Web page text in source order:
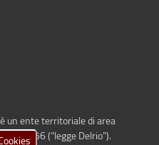
un ente territoriale di area
n. 56 (“legge Delrio”).